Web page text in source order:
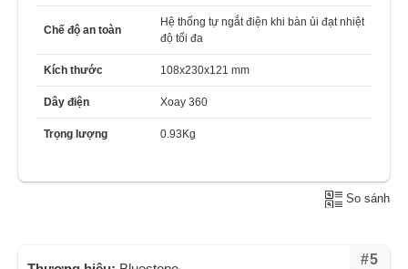
Chế độ an toàn
Hệ thống tự ngắt điện khi bàn ủi đạt nhiệt
độ tối đa
Kích thước 108x230x121 mm
Dây điện Xoay 360
Trọng lượng 0.93Kg
So sánh
#5